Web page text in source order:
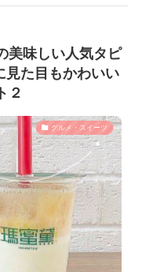
美味しい人気タピ
見た目もかわいい
２
グルメ・スイーツ